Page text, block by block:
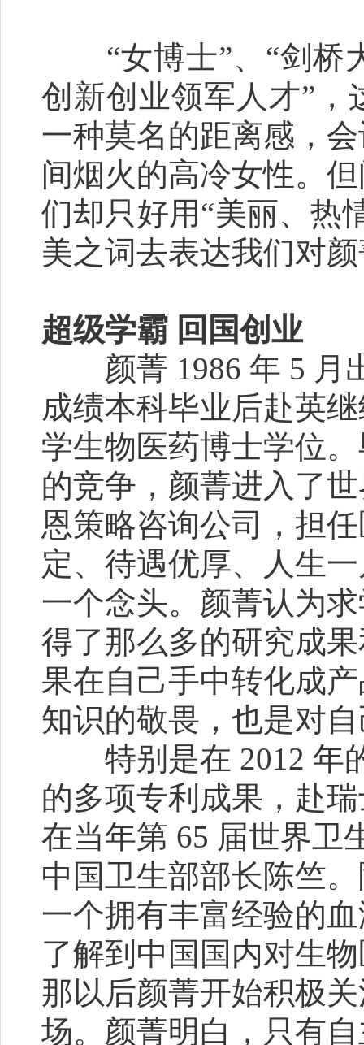
“女博士”、“剑桥
创新创业领军人才”
一种莫名的距离感，
间烟火的高冷女性。
们却只好用“美丽、热
美之词去表达我们对
超级学霸 回国创业
颜菁 1986 年 5 月
成绩本科毕业后赴英
学生物医药博士学位
的竞争，颜菁进入了
恩策略咨询公司，担
定、待遇优厚、人生
一个念头。颜菁认为
得了那么多的研究成
果在自己手中转化成
知识的敬畏，也是对
特别是在 2012 年
的多项专利成果，赴
在当年第 65 届世界卫
中国卫生部部长陈竺
一个拥有丰富经验的
了解到中国国内对生
那以后颜菁开始积极
场。颜菁明白，只有